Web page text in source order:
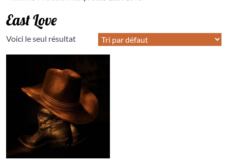
East Love
Voici le seul résultat